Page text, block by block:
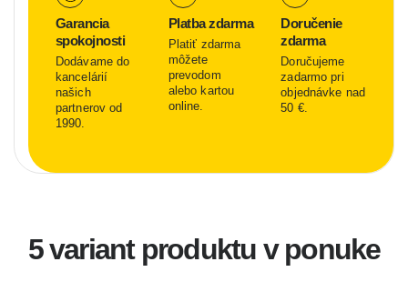
Garancia
spokojnosti
Dodávame do
kancelárií
našich
partnerov od
1990.
Platba zdarma
Platiť zdarma
môžete
prevodom
alebo kartou
online.
Doručenie
zdarma
Doručujeme
zadarmo pri
objednávke nad
50 €.
5 variant produktu v ponuke